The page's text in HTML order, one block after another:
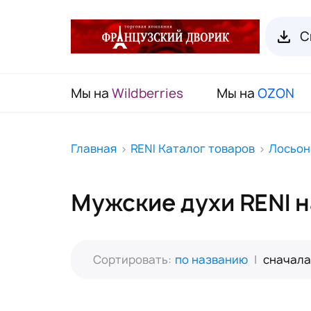
Мы на Wildberries Мы на OZON
RENI Каталог товаров
Органайзеры для пробников
(Подарочный чемодан)
Главная RENI Каталог товаров
Мужские духи RENI
Сортировать: по названию |